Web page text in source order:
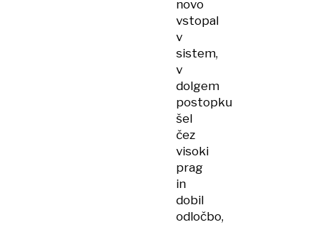
novo
vstopal
v
sistem,
v
dolgem
postopku
šel
čez
visoki
prag
in
dobil
odločbo,